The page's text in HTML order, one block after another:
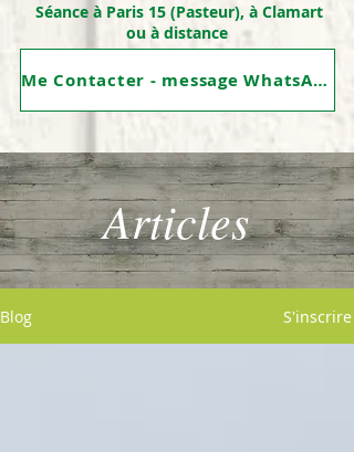
Séance à Paris 15 (Pasteur), à Clamart
ou à distance
Me Contacter - message WhatsApp
Articles
Blog S'inscrire